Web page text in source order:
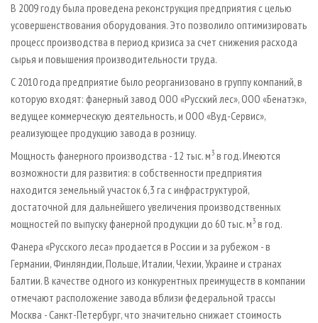
В 2009 году была проведена реконструкция предприятия с целью
усовершенствования оборудования. Это позволило оптимизировать
процесс производства в период кризиса за счет снижения расхода
сырья и повышения производительности труда.
С 2010 года предприятие было реорганизовано в группу компаний, в
которую входят: фанерный завод ООО «Русский лес», ООО «Бенатэк»,
ведущее коммерческую деятельность, и ООО «Вуд-Сервис»,
реализующее продукцию завода в розницу.
Мощность фанерного производства - 12 тыс. м3 в год. Имеются
возможности для развития: в собственности предприятия
находится земельный участок 6,3 га с инфраструктурой,
достаточной для дальнейшего увеличения производственных
мощностей по выпуску фанерной продукции до 60 тыс. м3 в год.
Фанера «Русского леса» продается в России и за рубежом - в
Германии, Финляндии, Польше, Италии, Чехии, Украине и странах
Балтии. В качестве одного из конкурентных преимуществ в компании
отмечают расположение завода вблизи федеральной трассы
Москва - Санкт-Петербург, что значительно снижает стоимость